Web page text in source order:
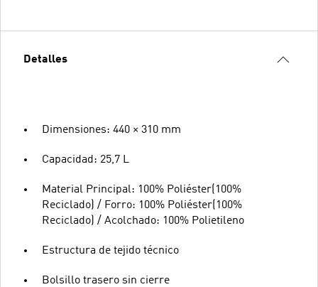
Detalles
Dimensiones: 440 × 310 mm
Capacidad: 25,7 L
Material Principal: 100% Poliéster(100%
Reciclado) / Forro: 100% Poliéster(100%
Reciclado) / Acolchado: 100% Polietileno
Estructura de tejido técnico
Bolsillo trasero sin cierre